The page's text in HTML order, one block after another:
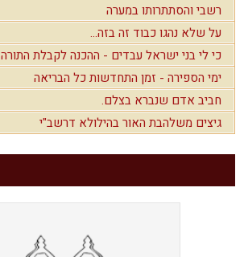
רשבי והסתתרותו במערה
על שלא נהגו כבוד זה בזה...
כי לי בני ישראל עבדים - ההכנה לקבלת התורה
ימי הספירה - זמן התחדשות כל הבריאה
חביב אדם שנברא בצלם.
גיצים משלהבת האור בהילולא דרשב"י